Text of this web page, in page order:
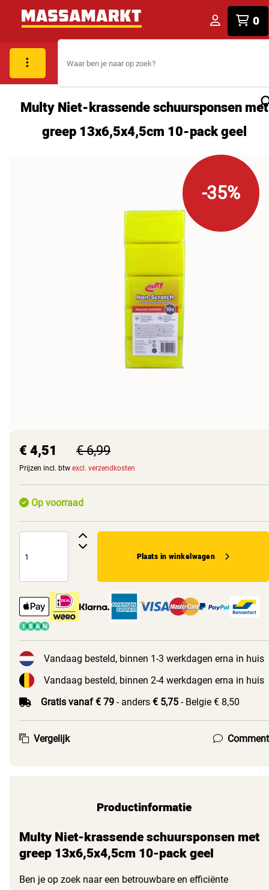
0
Multy Niet-krassende schuursponsen met
greep 13x6,5x4,5cm 10-pack geel
-35%
€ 4,51 € 6,99
Prijzen incl. btw excl. verzendkosten
Op voorraad
Plaats in winkelwagen
Vandaag besteld, binnen 1-3 werkdagen erna in huis
Vandaag besteld, binnen 2-4 werkdagen erna in huis
Gratis vanaf € 79 - anders € 5,75 - Belgie € 8,50
Vergelijk Comment
Productinformatie
Multy Niet-krassende schuursponsen met
greep 13x6,5x4,5cm 10-pack geel
Ben je op zoek naar een betrouwbare en efficiënte